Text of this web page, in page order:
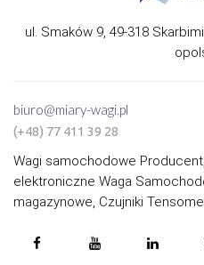
ul. Smaków 9, 49-318
biuro@miary-wagi.pl
(+48) 77 411 39 28
Wagi samochodowe
elektroniczne Waga
magazynowe, Czujniki